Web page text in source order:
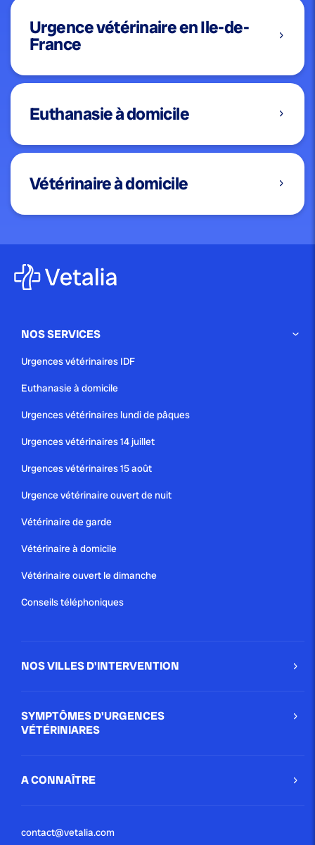
Urgence vétérinaire en Ile-de-
France
Euthanasie à domicile
Vétérinaire à domicile
NOS SERVICES
Urgences vétérinaires IDF
Euthanasie à domicile
Urgences vétérinaires lundi de pâques
Urgences vétérinaires 14 juillet
Urgences vétérinaires 15 août
Urgence vétérinaire ouvert de nuit
Vétérinaire de garde
Vétérinaire à domicile
Vétérinaire ouvert le dimanche
Conseils téléphoniques
NOS VILLES D'INTERVENTION
SYMPTÔMES D'URGENCES
VÉTÉRINIARES
A CONNAÎTRE
contact@vetalia.com